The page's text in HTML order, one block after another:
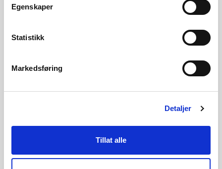
Egenskaper
Statistikk
Markedsføring
Detaljer
Tillat alle
Magasinstatistikk
kraftsituasjonsrapporten